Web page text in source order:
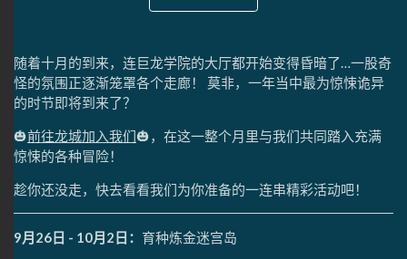
随着十月的到来，连巨龙学院的大厅都开始变得昏暗了…一股奇
怪的氛围正逐渐笼罩各个走廊！ 莫非，一年当中最为惊悚诡异
的时节即将到来了？
🎃前往龙城加入我们🎃，在这一整个月里与我们共同踏入充满
惊悚的各种冒险！
趁你还没走，快去看看我们为你准备的一连串精彩活动吧！
9月26日 - 10月2日： 育种炼金迷宫岛